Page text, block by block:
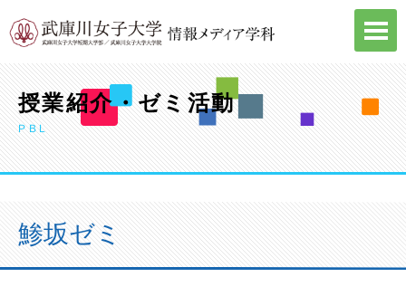
授業紹介・ゼミ活動
PBL
鯵坂ゼミ